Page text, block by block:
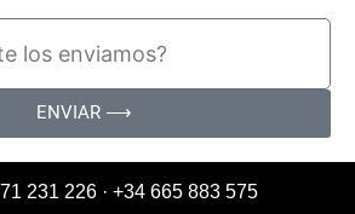
ENVIAR ⟶
231 226 · +34 665 883 575